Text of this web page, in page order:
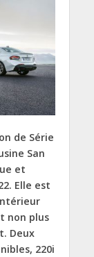
de Série
San
et
Elle est
non plus
Deux
220i